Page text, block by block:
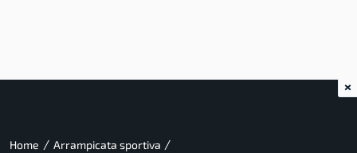
Home / Arrampicata sportiva /
×